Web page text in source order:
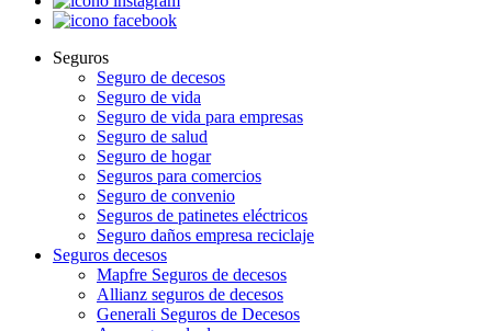
Seguros
Seguro de decesos
Seguro de vida
Seguro de vida para empresas
Seguro de salud
Seguro de hogar
Seguros para comercios
Seguro de convenio
Seguros de patinetes eléctricos
Seguro daños empresa reciclaje
Seguros decesos
Mapfre Seguros de decesos
Allianz seguros de decesos
Generali Seguros de Decesos